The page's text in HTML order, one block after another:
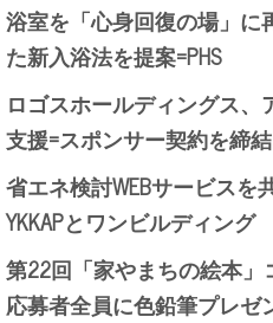
浴室を「心身回復の場」に
た新入浴法を提案=PHS
ロゴスホールディングス
支援=スポンサー契約を締結
省エネ検討WEBサービスを
YKKAPとワンビルディング
第22回「家やまちの絵本
応募者全員に色鉛筆プレゼ